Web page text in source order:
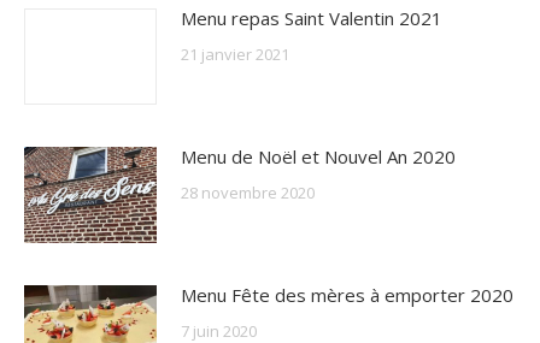
Menu repas Saint Valentin 2021
21 janvier 2021
Menu de Noël et Nouvel An 2020
28 novembre 2020
Menu Fête des mères à emporter 2020
7 juin 2020